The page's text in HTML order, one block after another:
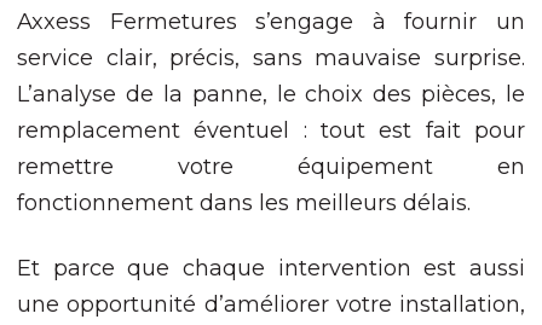
Axxess Fermetures s’engage à fournir un
service clair, précis, sans mauvaise surprise.
L’analyse de la panne, le choix des pièces, le
remplacement éventuel : tout est fait pour
remettre votre équipement en
fonctionnement dans les meilleurs délais.
Et parce que chaque intervention est aussi
une opportunité d’améliorer votre installation,